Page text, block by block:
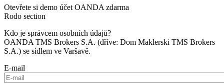
Otevřete si demo účet OANDA zdarma
Rodo section
Kdo je správcem osobních údajů?
OANDA TMS Brokers S.A. (dříve: Dom Maklerski TMS Brokers
S.A.) se sídlem ve Varšavě.
E-mail